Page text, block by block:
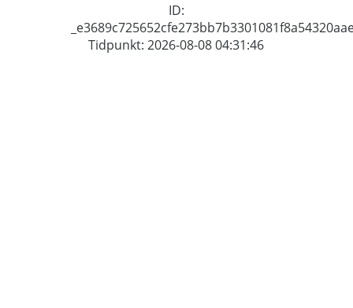
ID:
Tidpunkt: 2026-08-08 04:31:46